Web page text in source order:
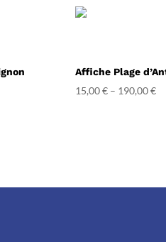
Affiche Plage
15,00€ – 190,00€